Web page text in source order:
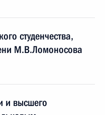
студенчества,
М.В.Ломоносова
и высшего